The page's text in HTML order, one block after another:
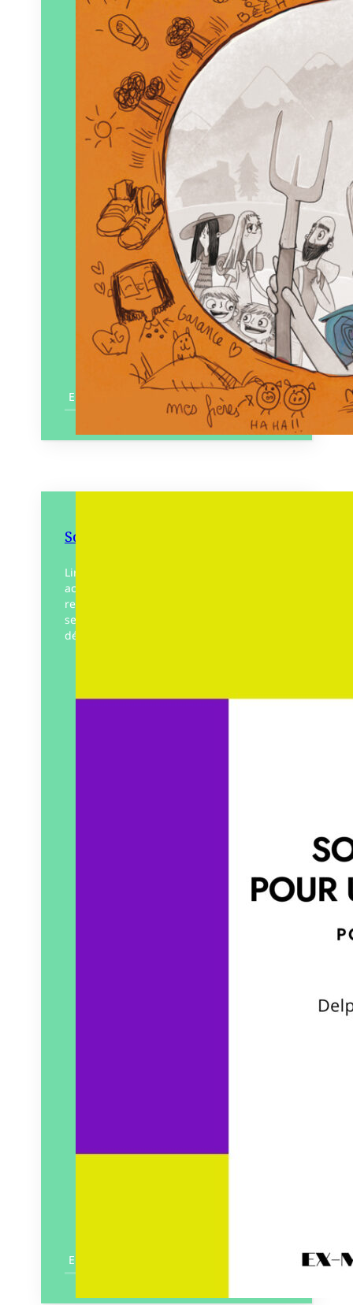
En savoir plus
Sonate pour un bison
Lire la poésie de Delphine Arras, c’est
accepter d’être bousculé. Il nous faut
renoncer à comprendre pour simplement
se laisser traverser par cette voix
déroutante. Sa langue est…
En savoir plus